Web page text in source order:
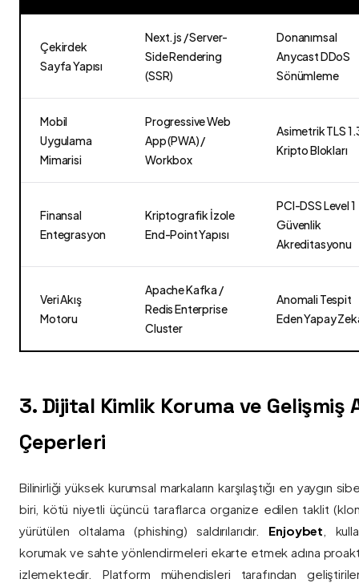
Çekirdek
Sayfa Yapısı
Next.js / Server-
Side Rendering
(SSR)
Donanımsal
Anycast DDoS
Sönümleme
Mobil
Uygulama
Mimarisi
Progressive Web
App (PWA) /
Workbox
Asimetrik TLS
Kripto Blokları
Finansal
Entegrasyon
Kriptografik İzole
End-Point Yapısı
PCI-DSS Level 1
Güvenlik
Akreditasyonu
Veri Akış
Motoru
Apache Kafka /
Redis Enterprise
Cluster
Anomali Tespit
Eden Yapay
3. Dijital Kimlik Koruma ve Gelişmiş
Çeperleri
Bilinirliği yüksek kurumsal markaların karşılaştığı en yaygın
biri, kötü niyetli üçüncü taraflarca organize edilen taklit
yürütülen oltalama (phishing) saldırılarıdır. Enjoybet ,
korumak ve sahte yönlendirmeleri ekarte etmek adına
izlemektedir. Platform mühendisleri tarafından